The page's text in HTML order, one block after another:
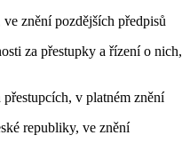
znění pozdějších předpisů
za přestupky a řízení o nich,
v platném znění
republiky, ve znění